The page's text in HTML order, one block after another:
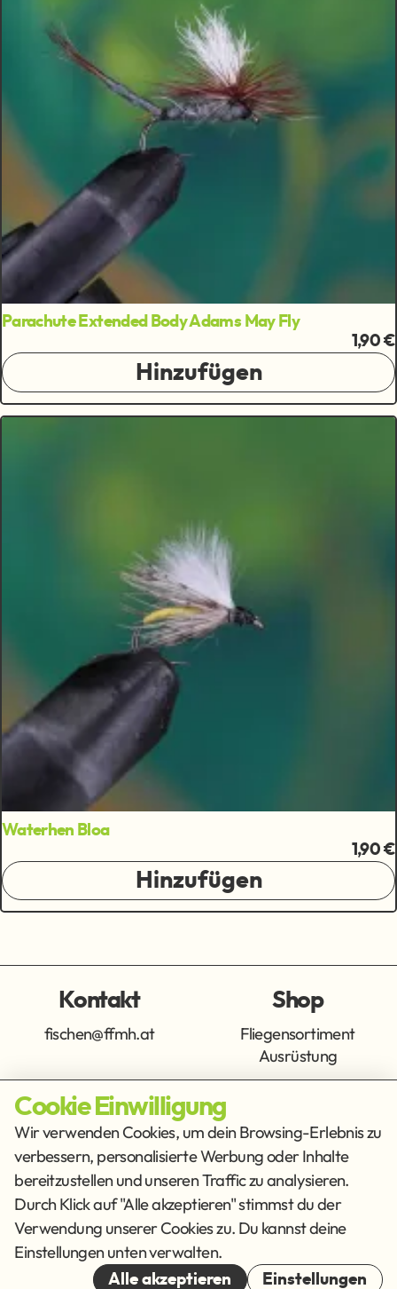
Parachute Extended Body Adams May Fly
1,90 €
Hinzufügen
Waterhen Bloa
1,90 €
Hinzufügen
Kontakt
fischen@ffmh.at
Shop
Fliegensortiment
Ausrüstung
Info
Impressum
Datenschutz
AGB
Get Social
© 2026
Cookie Einwilligung
Wir verwenden Cookies, um dein Browsing-Erlebnis zu
verbessern, personalisierte Werbung oder Inhalte
bereitzustellen und unseren Traffic zu analysieren.
Durch Klick auf "Alle akzeptieren" stimmst du der
Verwendung unserer Cookies zu. Du kannst deine
Einstellungen unten verwalten.
Alle akzeptieren Einstellungen